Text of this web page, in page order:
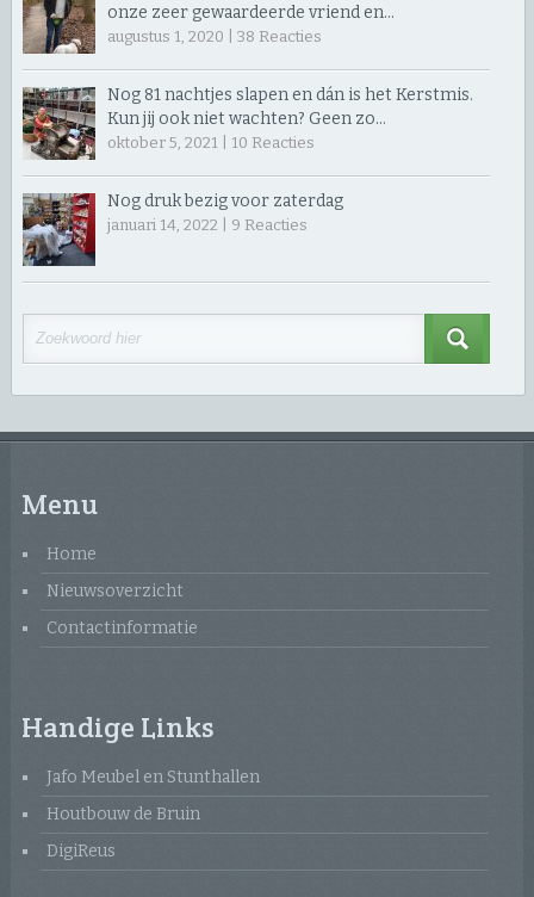
onze zeer gewaardeerde vriend en…
augustus 1, 2020 | 38 Reacties
Nog 81 nachtjes slapen en dán is het Kerstmis.
Kun jij ook niet wachten? Geen zo…
oktober 5, 2021 | 10 Reacties
Nog druk bezig voor zaterdag
januari 14, 2022 | 9 Reacties
Menu
Home
Nieuwsoverzicht
Contactinformatie
Handige Links
Jafo Meubel en Stunthallen
Houtbouw de Bruin
DigiReus